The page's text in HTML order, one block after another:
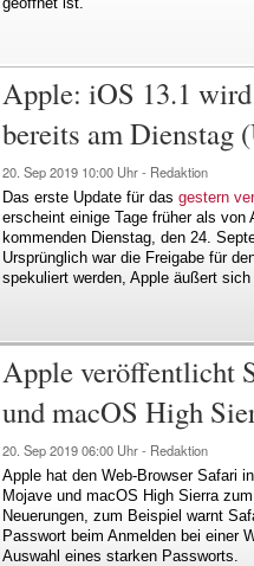
Apple: iOS 13.1
bereits am Dienstag
20. Sep 2019 10:00 Uhr - Redaktion
Das erste Update für das gestern
erscheint einige Tage früher als
kommenden Dienstag, den 24.
Ursprünglich war die Freigabe für
spekuliert werden, Apple äußert
Apple veröffentlicht
und macOS High
20. Sep 201906:00 Uhr - Redaktion
Apple hat den Web-Browser Safari
Mojave und macOS High Sierra
Neuerungen, zum Beispiel warnt
Passwort beim Anmelden bei einer
Auswahl eines starken Passworts.